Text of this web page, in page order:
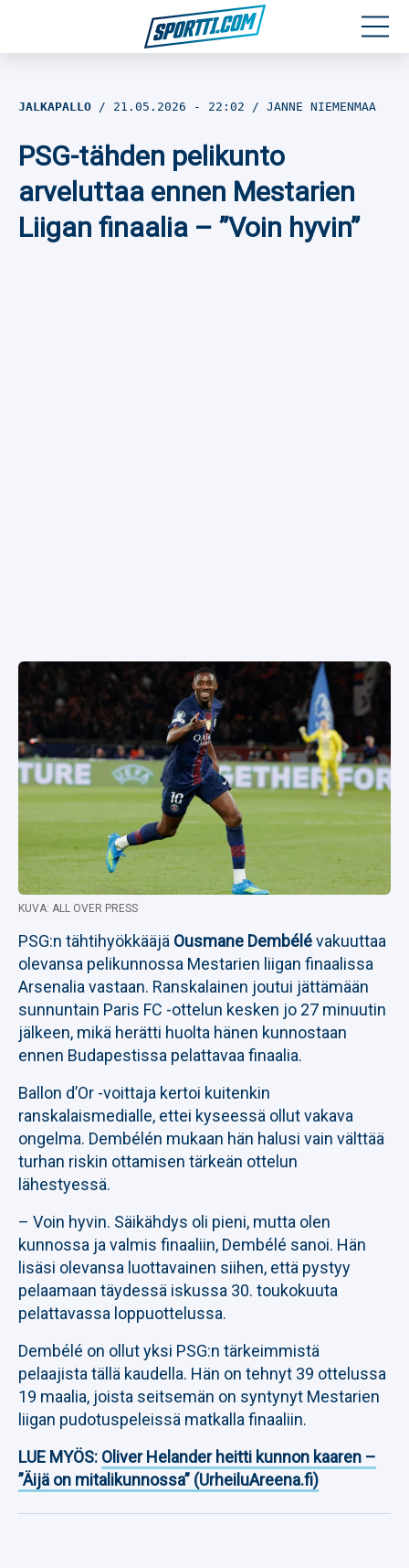
Jalkapallo
Yleisurheilu
JALKAPALLO 21.05.2026 - 22:02 JANNE NIEMENMAA
PSG-tähden pelikunto
arveluttaa ennen Mestarien
Liigan finaalia – ”Voin hyvin”
KUVA: ALL OVER PRESS
PSG:n tähtihyökkääjä Ousmane Dembélévakuuttaa
olevansa pelikunnossa Mestarien liigan finaalissa
Arsenalia vastaan. Ranskalainen joutui jättämään
sunnuntain Paris FC -ottelun kesken jo 27 minuutin
jälkeen, mikä herätti huolta hänen kunnostaan
ennen Budapestissa pelattavaa finaalia.
Ballon d’Or -voittaja kertoi kuitenkin
ranskalaismedialle, ettei kyseessä ollut vakava
ongelma. Dembélén mukaan hän halusi vain välttää
turhan riskin ottamisen tärkeän ottelun
lähestyessä.
– Voin hyvin. Säikähdys oli pieni, mutta olen
kunnossa ja valmis finaaliin, Dembélé sanoi. Hän
lisäsi olevansa luottavainen siihen, että pystyy
pelaamaan täydessä iskussa 30. toukokuuta
pelattavassa loppuottelussa.
Dembélé on ollut yksi PSG:n tärkeimmistä
pelaajista tällä kaudella. Hän on tehnyt 39 ottelussa
19 maalia, joista seitsemän on syntynyt Mestarien
liigan pudotuspeleissä matkalla finaaliin.
LUE MYÖS: Oliver Helander heitti kunnon kaaren –
”Äijä on mitalikunnossa” (UrheiluAreena.fi)